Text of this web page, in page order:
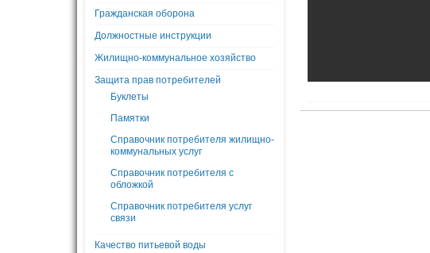
Гражданская оборона
Должностные инструкции
Жилищно-коммунальное хозяйство
Защита прав потребителей
Буклеты
Памятки
Справочник потребителя жилищно-
коммунальных услуг
Справочник потребителя с
обложкой
Справочник потребителя услуг
связи
Качество питьевой воды